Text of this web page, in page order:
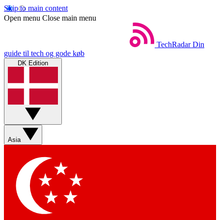
Skip to main content
Open menu Close main menu
TechRadar Din
guide til tech og gode køb
DK Edition
Asia